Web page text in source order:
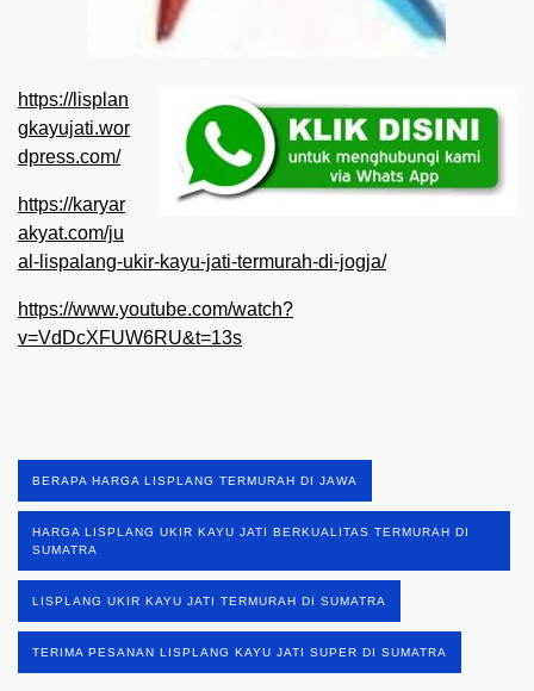
https://lisplan
gkayujati.wor
dpress.com/
https://karyar
akyat.com/ju
al-lispalang-ukir-kayu-jati-termurah-di-jogja/
https://www.youtube.com/watch?
v=VdDcXFUW6RU&t=13s
BERAPA HARGA LISPLANG TERMURAH DI JAWA
HARGA LISPLANG UKIR KAYU JATI BERKUALITAS TERMURAH DI
SUMATRA
LISPLANG UKIR KAYU JATI TERMURAH DI SUMATRA
TERIMA PESANAN LISPLANG KAYU JATI SUPER DI SUMATRA